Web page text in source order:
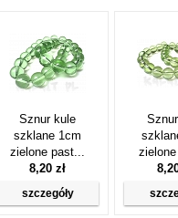
Sznur kule
szklane 1cm
zielone past...
8,20 zł
szczegóły